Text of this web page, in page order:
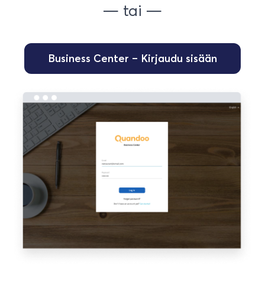
— tai —
Business Center – Kirjaudu sisään